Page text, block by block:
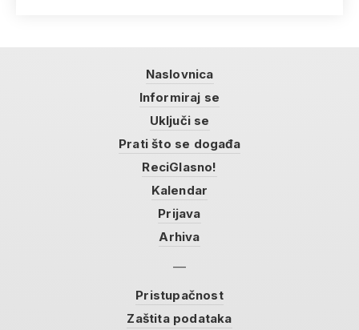
Naslovnica
Informiraj se
Uključi se
Prati što se događa
ReciGlasno!
Kalendar
Prijava
Arhiva
Pristupačnost
Zaštita podataka